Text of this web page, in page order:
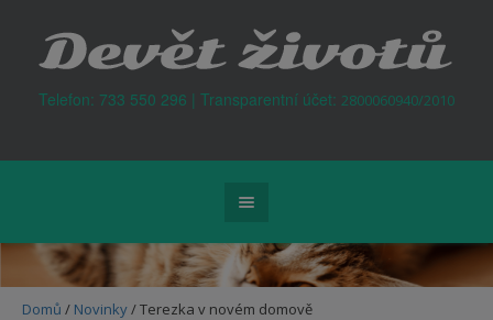
Telefon: 733 550 296 | Transparentní účet: 2800060940/2010
Domů / Novinky/Terezka v novém domově